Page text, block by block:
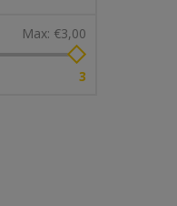
Max: €3,00
3